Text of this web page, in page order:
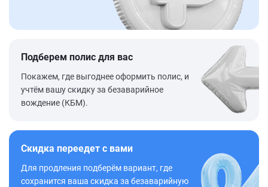
Подберем полис для вас
Покажем, где выгоднее оформить полис, и
учтём вашу скидку за безаварийное
вождение (КБМ).
Скидка переедет с вами
Для продления подберём вариант, где
сохранится ваша скидка за безаварийную